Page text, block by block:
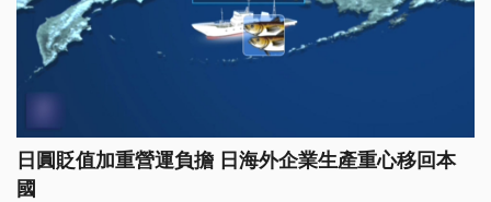
日圓貶值加重營運負擔 日海外企業生產重心移回本
國